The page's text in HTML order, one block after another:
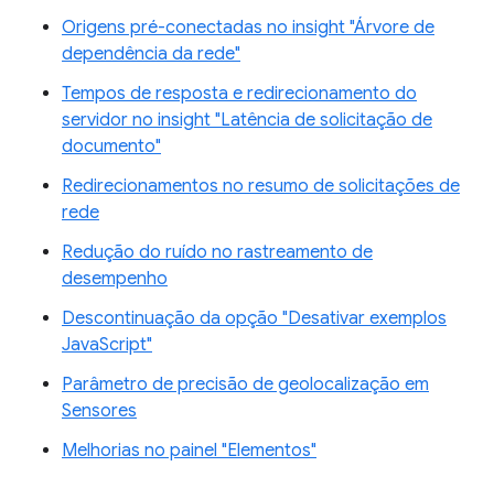
Origens pré-conectadas no insight "Árvore de
dependência da rede"
Tempos de resposta e redirecionamento do
servidor no insight "Latência de solicitação de
documento"
Redirecionamentos no resumo de solicitações de
rede
Redução do ruído no rastreamento de
desempenho
Descontinuação da opção "Desativar exemplos
JavaScript"
Parâmetro de precisão de geolocalização em
Sensores
Melhorias no painel "Elementos"